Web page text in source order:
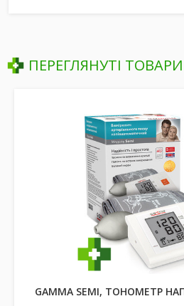
ПЕРЕГЛЯНУТІ ТОВАРИ
GAMMA SEMI, ТОНОМЕТР